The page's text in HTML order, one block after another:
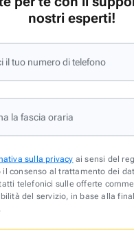
nostri esperti!
il tuo numero di telefono
la fascia oraria
sulla privacy ai sensi del
il consenso al trattamento dei
telefonici sulle offerte
del servizio, in base alla